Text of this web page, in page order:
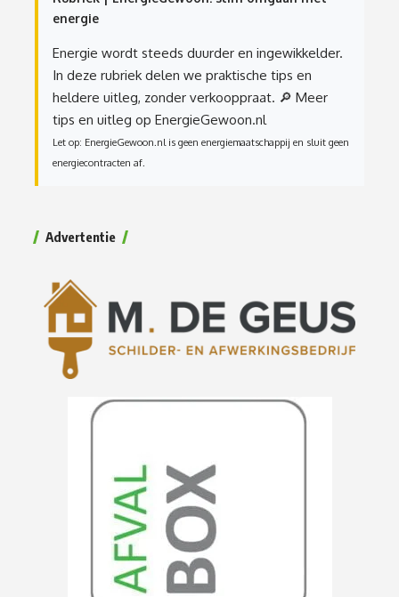
energie
Energie wordt steeds duurder en ingewikkelder.
In deze rubriek delen we praktische tips en
heldere uitleg, zonder verkooppraat. 🔎 Meer
tips en uitleg op EnergieGewoon.nl
Let op: EnergieGewoon.nl is geen energiemaatschappij en sluit geen
energiecontracten af.
Advertentie